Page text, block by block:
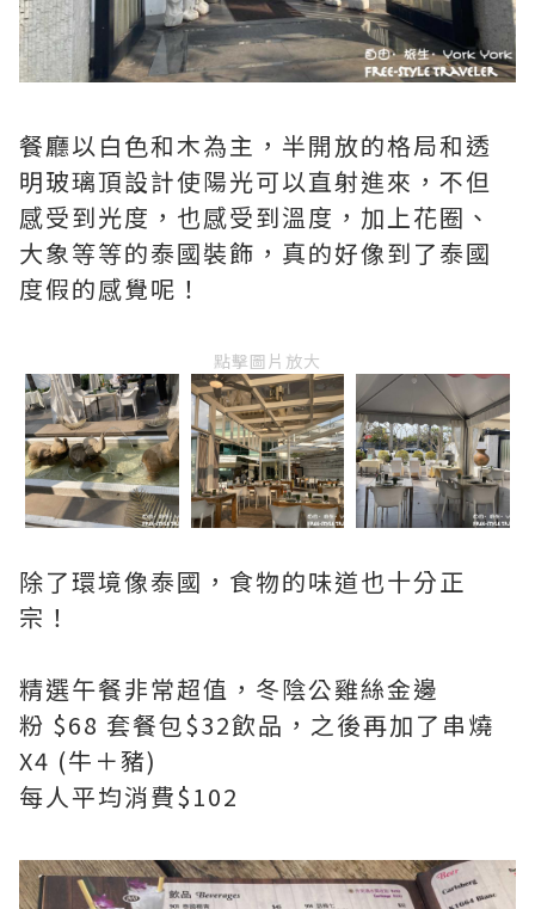
餐廳以白色和木為主，半開放的格局和透
明玻璃頂設計使陽光可以直射進來，不但
感受到光度，也感受到溫度，加上花圈、
大象等等的泰國裝飾，真的好像到了泰國
度假的感覺呢！
點擊圖片放大
除了環境像泰國，食物的味道也十分正
宗！
精選午餐非常超值，冬陰公雞絲金邊
粉 $68 套餐包$32飲品，之後再加了串燒
X4 (牛＋豬)
每人平均消費$102